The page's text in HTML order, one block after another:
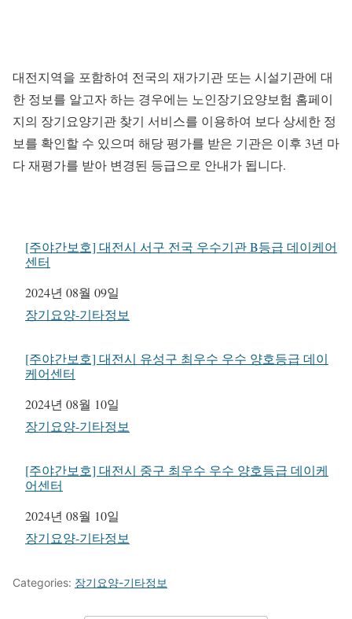
대전지역을 포함하여 전국의 재가기관 또는 시설기관에 대
한 정보를 알고자 하는 경우에는 노인장기요양보험 홈페이
지의 장기요양기관 찾기 서비스를 이용하여 보다 상세한 정
보를 확인할 수 있으며 해당 평가를 받은 기관은 이후 3년 마
다 재평가를 받아 변경된 등급으로 안내가 됩니다.
[주야간보호] 대전시 서구 전국 우수기관 B등급 데이케어
센터
일자
2024년 08월 09일
관련 항목
장기요양-기타정보
[주야간보호] 대전시 유성구 최우수 우수 양호등급 데이
케어센터
일자
2024년 08월 10일
관련 항목
장기요양-기타정보
[주야간보호] 대전시 중구 최우수 우수 양호등급 데이케
어센터
일자
2024년 08월 10일
관련 항목
장기요양-기타정보
Categories: 장기요양-기타정보